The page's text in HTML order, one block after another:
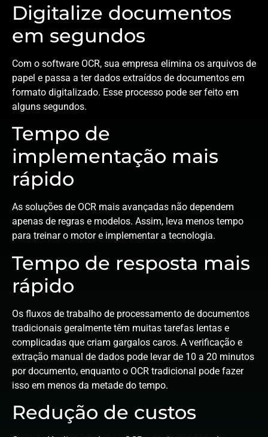
Digitalize documentos
em segundos
Com o software OCR, sua empresa elimina os arquivos de
papel e passa a ter dados extraídos de documentos em
formato digitalizado. Esse processo pode ser feito em
alguns segundos.
Tempo de
implementação mais
rápido
As soluções de OCR mais avançadas não dependem
apenas de regras e modelos. Assim, leva menos tempo
para treinar o motor e implementar a tecnologia.
Tempo de resposta mais
rápido
Os fluxos de trabalho de processamento de documentos
tradicionais geralmente têm muitas tarefas lentas e
complicadas que criam gargalos caros. A verificação e
extração manual de dados pode levar de 10 a 20 minutos
por documento, enquanto o OCR tradicional pode fazer
isso em menos da metade do tempo.
Redução de custos